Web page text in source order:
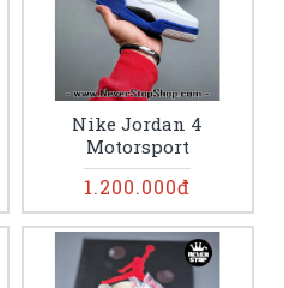
Nike Jordan 4
Motorsport
1.200.000đ